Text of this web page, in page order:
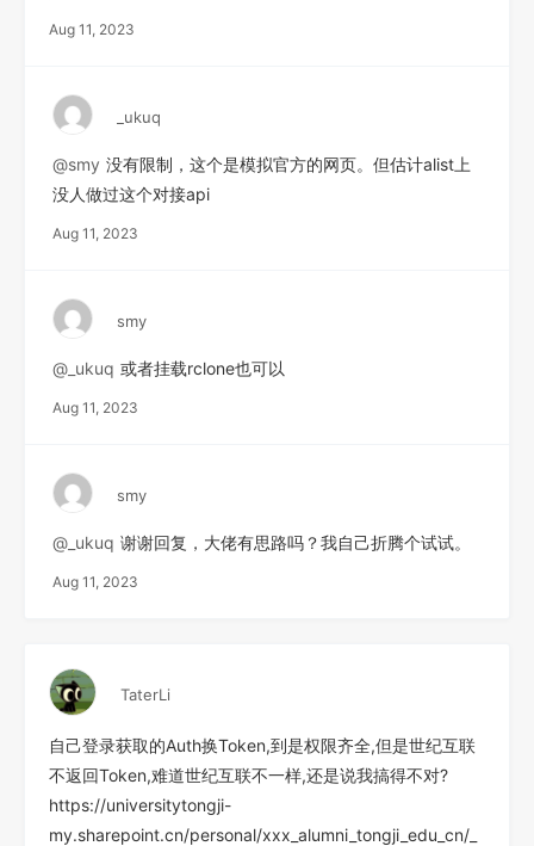
Aug 11, 2023
_ukuq
@smy 没有限制，这个是模拟官方的网页。但估计alist上
没人做过这个对接api
Aug 11, 2023
smy
@_ukuq 或者挂载rclone也可以
Aug 11, 2023
smy
@_ukuq 谢谢回复，大佬有思路吗？我自己折腾个试试。
Aug 11, 2023
TaterLi
自己登录获取的Auth换Token,到是权限齐全,但是世纪互联
不返回Token,难道世纪互联不一样,还是说我搞得不对?
https://universitytongji-
my.sharepoint.cn/personal/xxx_alumni_tongji_edu_cn/_